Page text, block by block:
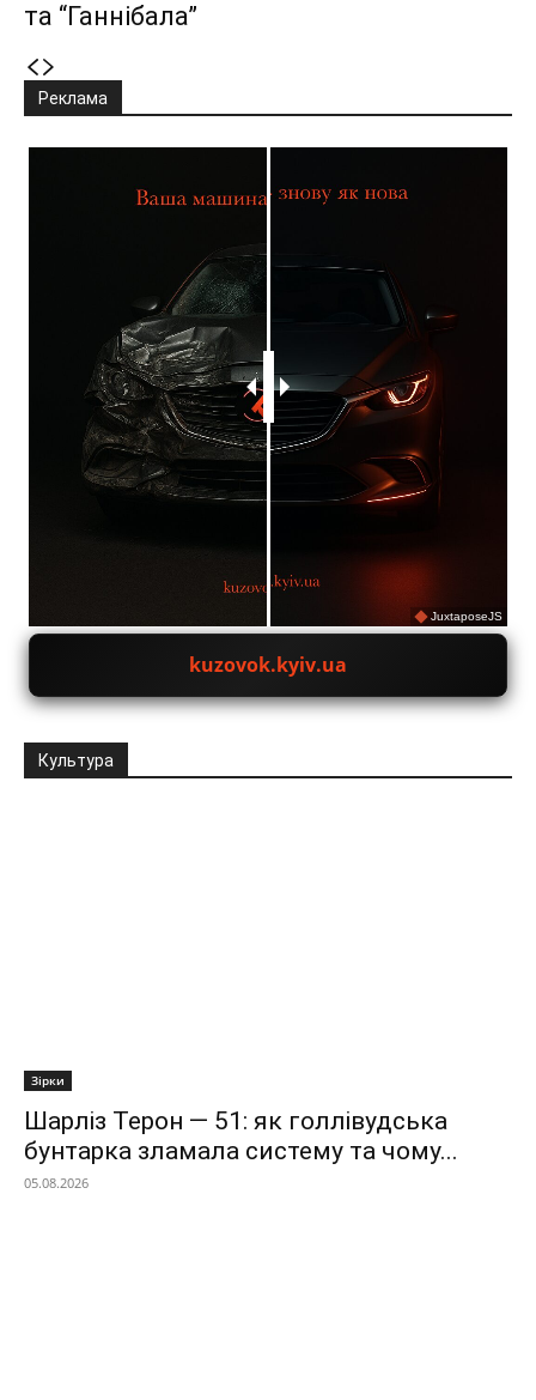
та “Ганнібала”
Реклама
JuxtaposeJS
kuzovok.kyiv.ua
Культура
Зірки
Шарліз Терон — 51: як голлівудська
бунтарка зламала систему та чому...
05.08.2026